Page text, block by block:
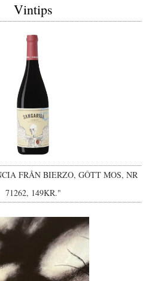
Vintips
FRÅN BIERZO, GÔTT MOS, NR
71262, 149KR."